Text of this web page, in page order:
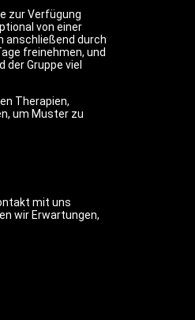
zur Verfügung
von einer
anschließend durch
freinehmen, und
Gruppe viel
Therapien,
um Muster zu
mit uns
wir Erwartungen,